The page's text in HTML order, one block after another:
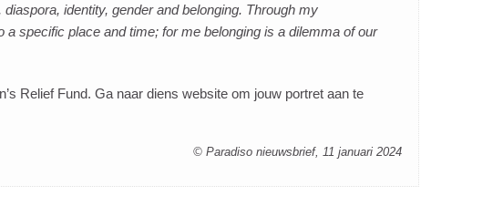
identity, gender and belonging. Through my
specific place and time; for me belonging is a dilemma of our
Relief Fund. Ga naar diens website om jouw portret aan te
© Paradiso nieuwsbrief, 11 januari 2024